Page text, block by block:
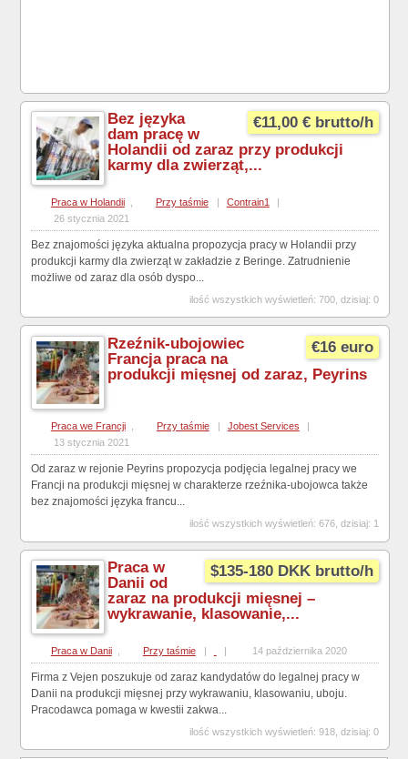
€11,00 € brutto/h
Bez języka
dam pracę w
Holandii od zaraz przy produkcji
karmy dla zwierząt,...
Praca w Holandii Przy taśmie | Contrain1
|
26 stycznia 2021
Bez znajomości języka aktualna propozycja pracy w Holandii przy
produkcji karmy dla zwierząt w zakładzie z Beringe. Zatrudnienie
możliwe od zaraz dla osób dyspo...
ilość wszystkich wyświetleń: 700, dzisiaj: 0
€16 euro
Rzeźnik-ubojowiec
Francja praca na
produkcji mięsnej od zaraz, Peyrins
Praca we Francji Przy taśmie Jobest Services
13 stycznia 2021
Od zaraz w rejonie Peyrins propozycja podjęcia legalnej pracy we
Francji na produkcji mięsnej w charakterze rzeźnika-ubojowca także
bez znajomości języka francu...
ilość wszystkich wyświetleń: 676, dzisiaj: 1
$135-180 DKK brutto/h
Praca w
Danii od
zaraz na produkcji mięsnej –
wykrawanie, klasowanie,...
Praca w Danii Przy taśmie | | 14 października 2020
Firma z Vejen poszukuje od zaraz kandydatów do legalnej pracy w
Danii na produkcji mięsnej przy wykrawaniu, klasowaniu, uboju.
Pracodawca pomaga w kwestii zakwa...
ilość wszystkich wyświetleń: 918, dzisiaj: 0